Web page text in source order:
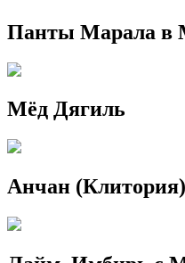
Панты Марала в
Мёд Дягиль
Анчан